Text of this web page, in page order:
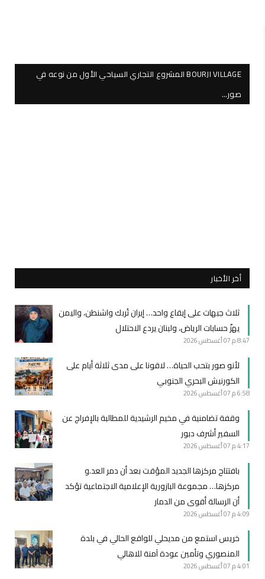
BOURJI VILLAGE المشروع التجاري السياحي الأول من نوعه في
صور…
أخر الأخبار
ثلاث جبهات على إيقاع واحد… إيران تُربك واشنطن، واليمن
يهزّ حسابات الرياض، ولبنان يردع الاحتلال
8:47 م 07 أغسطس 2026
لأنو صور بتحب الحياة… لاقونا على مدى ثلاثة أيام على
الكورنيش البحري الجنوبي
6:58 م 07 أغسطس 2026
وقفة تضامنية في مخيم الرشيدية للمطالبة بالإفراج عن
السفير أشرف دبور
4:17 م 07 أغسطس 2026
بافتتاح مركزها الجديد المؤقت بعد أن دمر العد.و
مركزها… مجموعة البازورية الإعلامية الاجتماعية تؤكد
أن الرسالة أقوى من الدمار
4:09 م 07 أغسطس 2026
خريس استمع من مديحلي للواقع الحالي في بلدة
المنصوري وتأمين عودة آمنة للاهالي
4:01 م 07 أغسطس 2026